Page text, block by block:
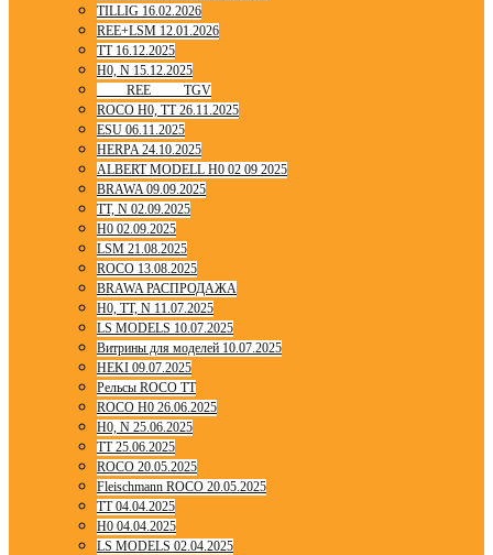
TILLIG 16.02.2026
REE+LSM 12.01.2026
TT 16.12.2025
H0, N 15.12.2025
____ REE ____ TGV
ROCO H0, TT 26.11.2025
ESU 06.11.2025
HERPA 24.10.2025
ALBERT MODELL H0 02 09 2025
BRAWA 09.09.2025
TT, N 02.09.2025
H0 02.09.2025
LSM 21.08.2025
ROCO 13.08.2025
BRAWA РАСПРОДАЖА
H0, TT, N 11.07.2025
LS MODELS 10.07.2025
Витрины для моделей 10.07.2025
HEKI 09.07.2025
Рельсы ROCO TT
ROCO H0 26.06.2025
H0, N 25.06.2025
TT 25.06.2025
ROCO 20.05.2025
Fleischmann ROCO 20.05.2025
TT 04.04.2025
H0 04.04.2025
LS MODELS 02.04.2025